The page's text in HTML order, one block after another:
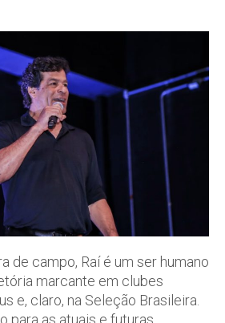
de campo, Raí é um ser humano
marcante em clubes
e, claro, na Seleção Brasileira.
para as atuais e futuras